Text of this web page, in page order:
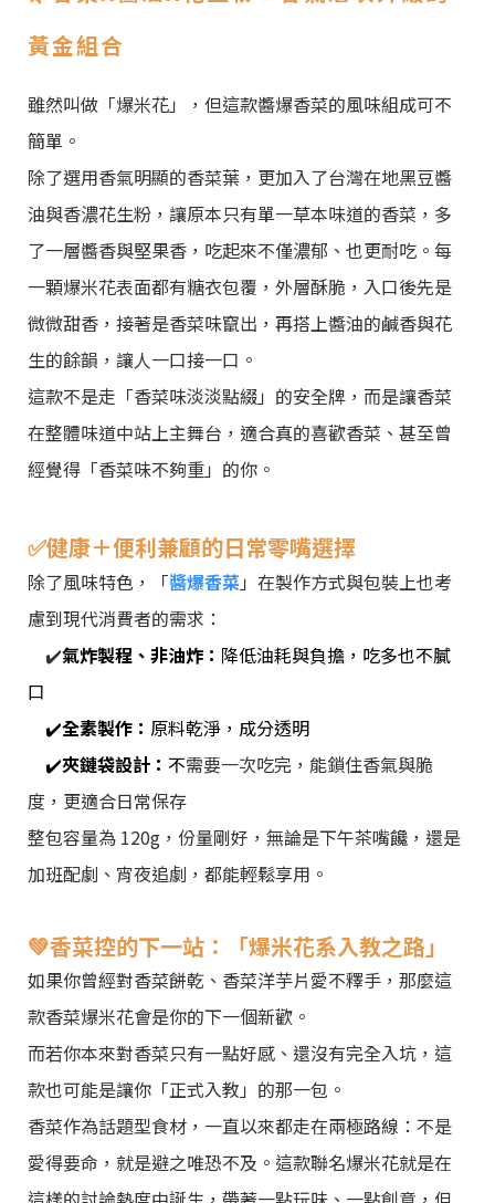
黃金組合
雖然叫做「爆米花」，但這款醬爆香菜的風味組成可不
簡單。
除了選用香氣明顯的香菜葉，更加入了台灣在地黑豆醬
油與香濃花生粉，讓原本只有單一草本味道的香菜，多
了一層醬香與堅果香，吃起來不僅濃郁、也更耐吃。每
一顆爆米花表面都有糖衣包覆，外層酥脆，入口後先是
微微甜香，接著是香菜味竄出，再搭上醬油的鹹香與花
生的餘韻，讓人一口接一口。
這款不是走「香菜味淡淡點綴」的安全牌，而是讓香菜
在整體味道中站上主舞台，適合真的喜歡香菜、甚至曾
經覺得「香菜味不夠重」的你。
✅健康＋便利兼顧的日常零嘴選擇
除了風味特色，「醬爆香菜 」在製作方式與包裝上也考
慮到現代消費者的需求：
✔️氣炸製程、非油炸： 降低油耗與負擔，吃多也不膩
口
✔️全素製作： 原料乾淨，成分透明
✔️夾鏈袋設計： 不需要一次吃完，能鎖住香氣與脆
度，更適合日常保存
整包容量為 120g ，份量剛好，無論是下午茶嘴饞，還是
加班配劇、宵夜追劇，都能輕鬆享用。
💚香菜控的下一站：「爆米花系入教之路」
如果你曾經對香菜餅乾、香菜洋芋片愛不釋手，那麼這
款香菜爆米花會是你的下一個新歡。
而若你本來對香菜只有一點好感、還沒有完全入坑，這
款也可能是讓你「正式入教」的那一包。
香菜作為話題型食材，一直以來都走在兩極路線：不是
愛得要命，就是避之唯恐不及。這款聯名爆米花就是在